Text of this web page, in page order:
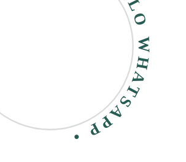
• PELO WHATSAPP •